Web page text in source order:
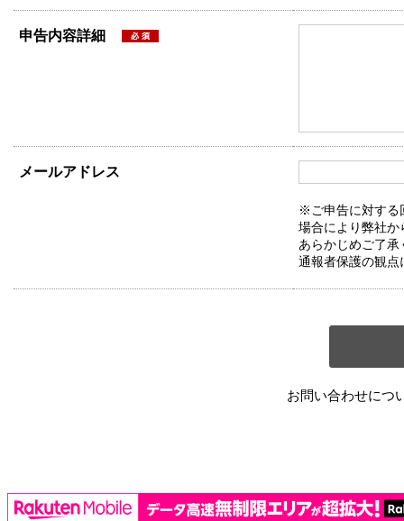
申告内容詳細
メールアドレス
※ご申告に対する
場合により弊社か
あらかじめご了承
通報者保護の観点
お問い合わせにつ